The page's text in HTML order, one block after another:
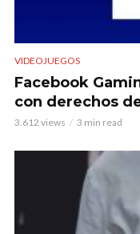
VIDEOJUEGOS
Facebook
con derechos
3.612 views 3 min read